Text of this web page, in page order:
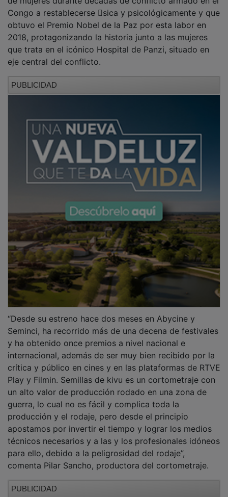
Congo a restablecerse 􀄰sica y psicológicamente y que
obtuvo el Premio Nobel de la Paz por esta labor en
2018, protagonizando la historia junto a las mujeres
que trata en el icónico Hospital de Panzi, situado en
eje central del conflicto.
Seminci, ha recorrido más de una decena de festivales
y ha obtenido once premios a nivel nacional e
internacional, además de ser muy bien recibido por la
crítica y público en cines y en las plataformas de RTVE
Play y Filmin. Semillas de kivu es un cortometraje con
un alto valor de producción rodado en una zona de
guerra, lo cual no es fácil y complica toda la
producción y el rodaje, pero desde el principio
apostamos por invertir el tiempo y lograr los medios
técnicos necesarios y a las y los profesionales idóneos
para ello, debido a la peligrosidad del rodaje”,
comenta Pilar Sancho, productora del cortometraje.